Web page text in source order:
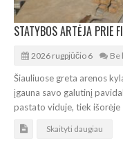
2026 rugpjūčio 6 Be
Šiauliuose greta arenos
įgauna savo galutinį
pastato viduje, tiek išorėje
Skaityti daugiau